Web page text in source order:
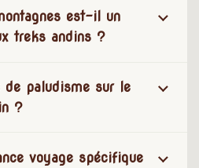
est-il un
treks andins ?
paludisme sur le
?
voyage spécifique